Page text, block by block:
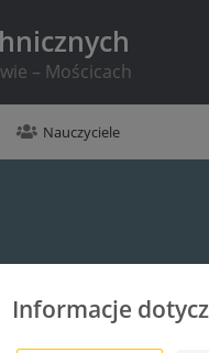
– Mościcach
Nauczyciele
Informacje